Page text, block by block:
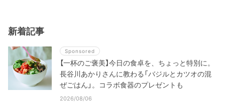
新着記事
Sponsored
【一杯のご褒美】今日の食卓を、ちょっと特別に。
長谷川あかりさんに教わる「バジルとカツオの混
ぜごはん」。コラボ食器のプレゼントも
2026/08/06